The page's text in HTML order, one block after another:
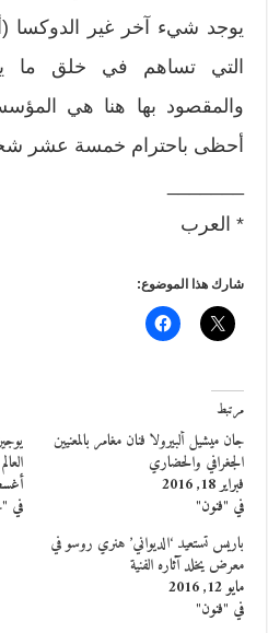
يوجد شيء آخر غير الدوكسا
التي تساهم في خلق ما
والمقصود بها هنا هي
أحظى باحترام خمسة عشر
* العرب
شارك هذا الموضوع:
مرتبط
جان ميشيل ألبيرولا فنان مغامر بالمعنيين
الجغرافي والحضاري
فبراير 18, 2016
في "فنون"
العالم
في
باريس تستعيد ‘الديواني’ هنري روسو في
معرض يخلد آثاره الفنية
مايو 12, 2016
في "فنون"